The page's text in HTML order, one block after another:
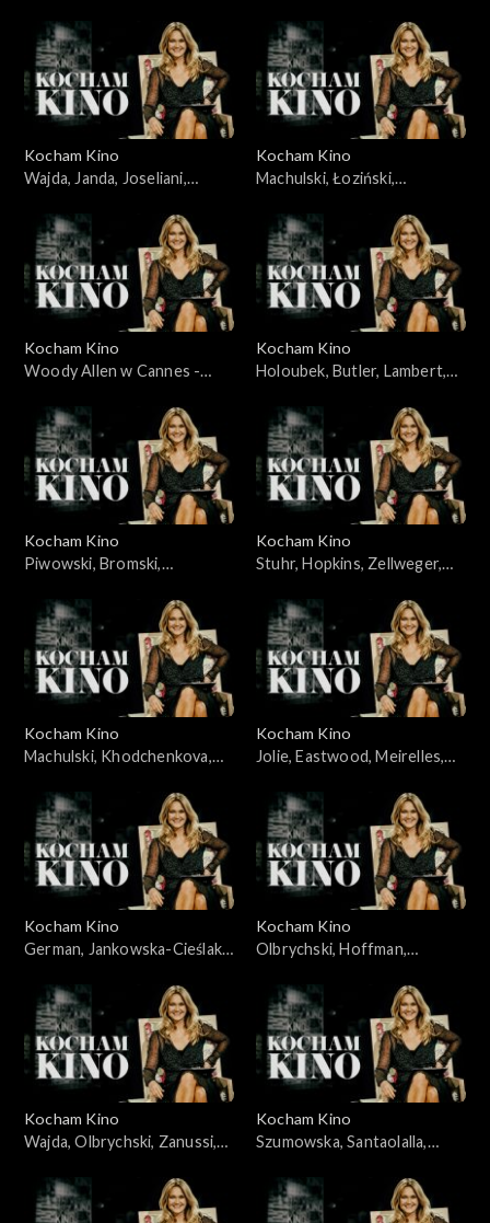
Cieślak, 16.09.2008
Kocham Kino
Wajda, Janda, Joseliani,
Kocham Kino
Machulski, Łoziński,
Kocham Kino
Woody Allen w Cannes -
Kocham Kino
Holoubek, Butler, Lambert,
Kocham Kino
Piwowski, Bromski,
Kocham Kino
Stuhr, Hopkins, Zellweger,
Kocham Kino
Machulski, Khodchenkova,
Kocham Kino
Jolie, Eastwood, Meirelles,
20.05.2008
Kocham Kino
German, Jankowska-Cieślak,
Bigelow, 09.09.2008
Kocham Kino
Olbrychski, Hoffman,
Kocham Kino
Wajda, Olbrychski, Zanussi,
Kocham Kino
Szumowska, Santaolalla,